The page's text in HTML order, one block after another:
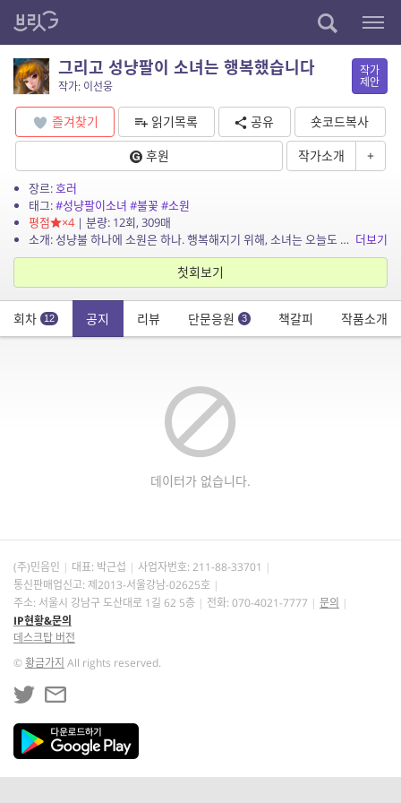
그리고 성냥팔이 소녀는 행복했습니다
작가: 이선웅
작가
제안
즐겨찾기 읽기목록 공유
숏코드복사
후원
작가소개 +
장르:호러
태그:#성냥팔이소녀 #불꽃#소원
평점
×4| 분량: 12회, 309매
소개: 성냥불 하나에 소원은 하나. 행복해지기 위해, 소녀는 오늘도 성냥에 불을 붙인다. 더보기
첫회보기
회차 12 공지 리뷰 단문응원 3 책갈피 작품소개
데이터가 없습니다.
(주)민음인 대표: 박근섭 사업자번호: 211-88-33701
통신판매업신고: 제2013-서울강남-02625호
주소: 서울시 강남구 도산대로 1길 62 5층
전화: 070-4021-7777
문의
IP현황&문의
데스크탑 버전
©황금가지 All rights reserved.